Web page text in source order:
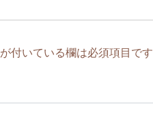
が付いている欄は必須項目です